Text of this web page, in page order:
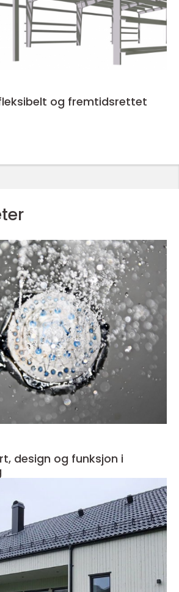
og fremtidsrettet